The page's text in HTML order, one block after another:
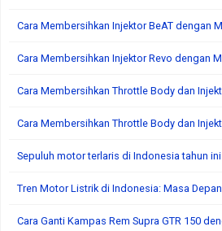
Cara Membersihkan Injektor BeAT dengan
Cara Membersihkan Injektor Revo dengan
Cara Membersihkan Throttle Body dan
Cara Membersihkan Throttle Body dan
Sepuluh motor terlaris di Indonesia tahun
Tren Motor Listrik di Indonesia: Masa
Cara Ganti Kampas Rem Supra GTR 150